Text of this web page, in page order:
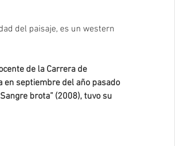
del paisaje, es un western
de la Carrera de
en septiembre del año pasado
brota” (2008), tuvo su